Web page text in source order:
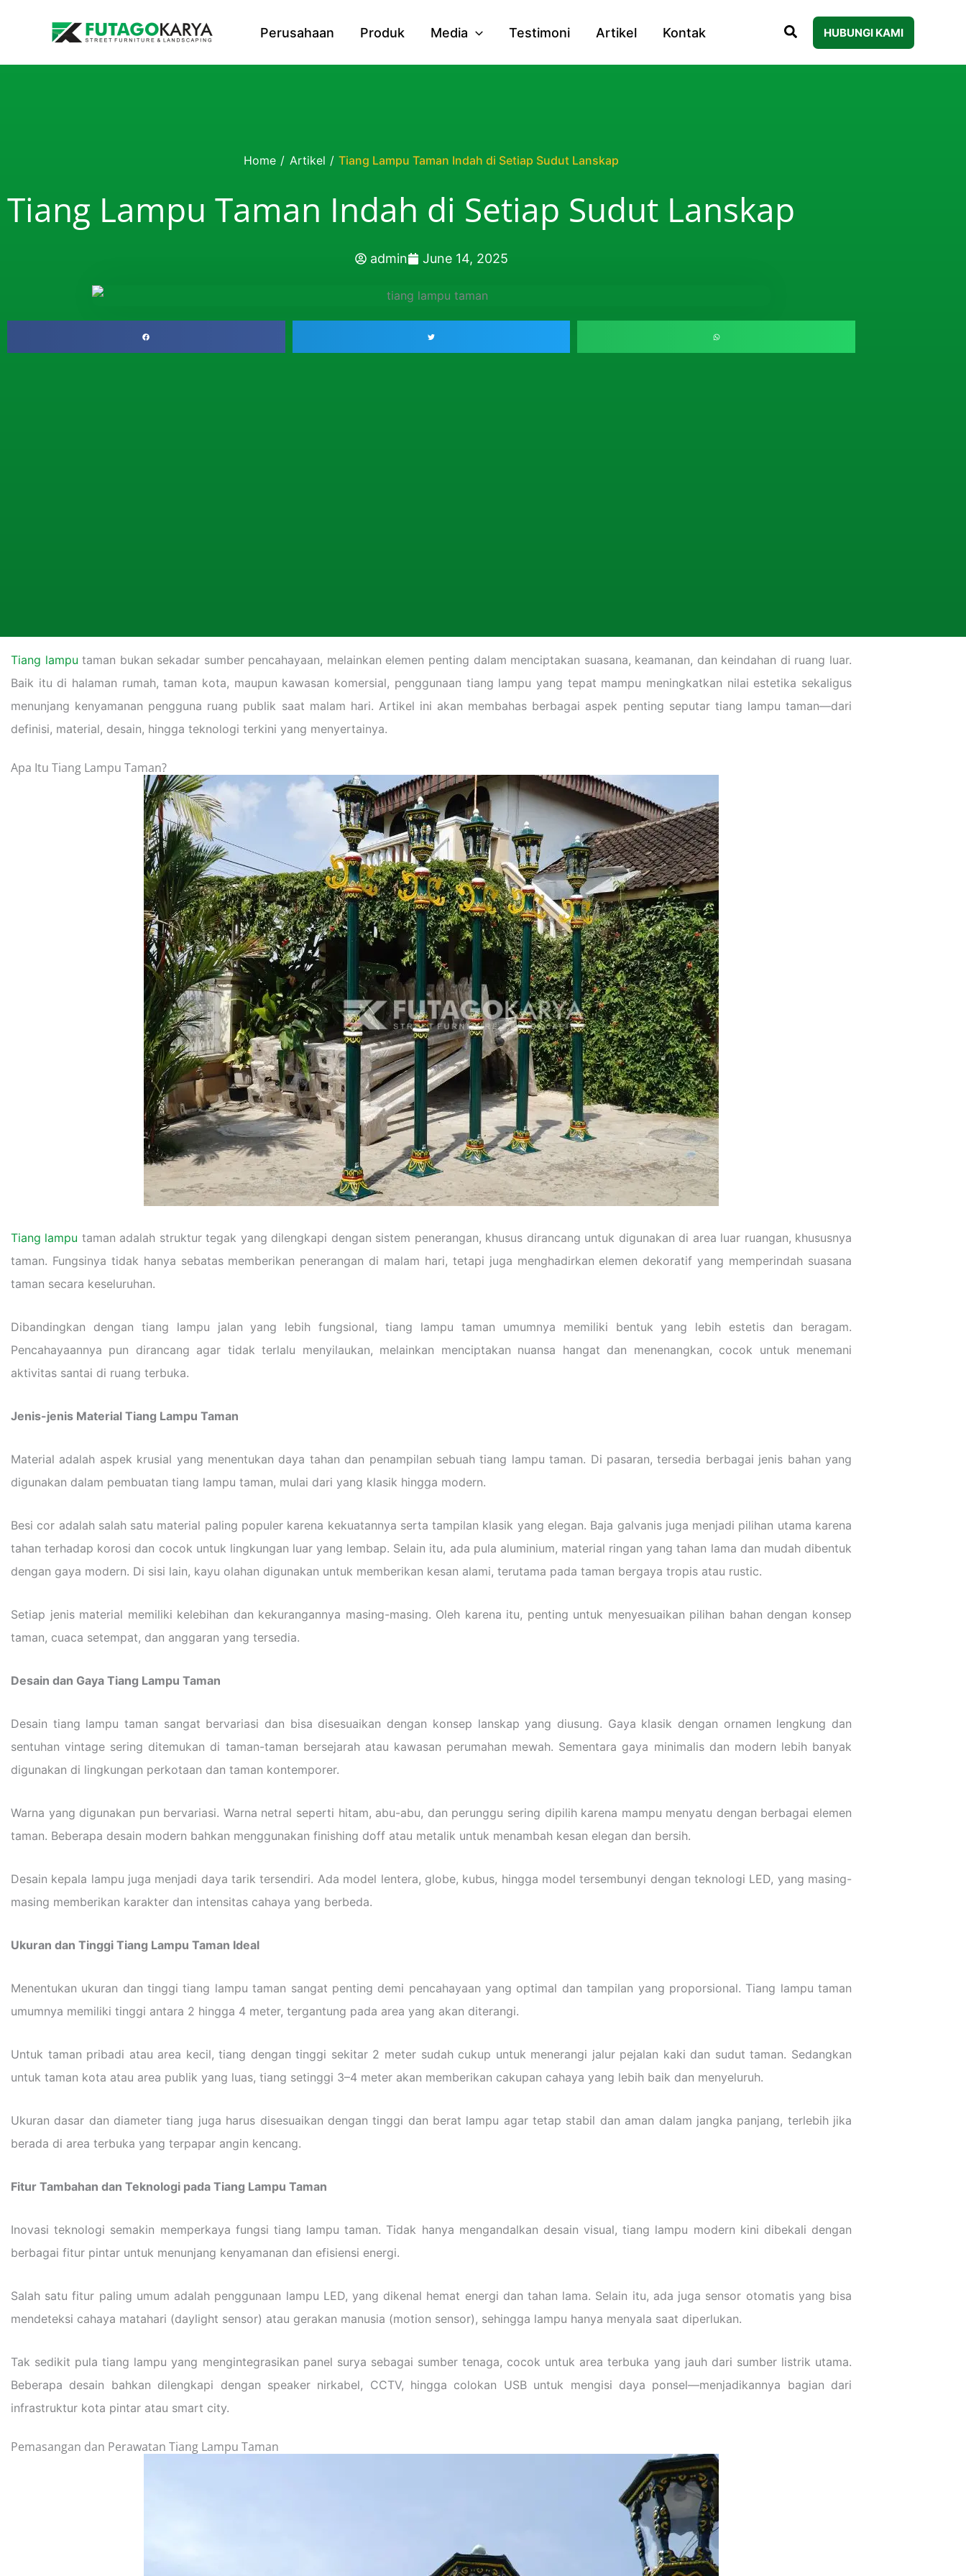
Perusahaan Produk Media Testimoni Artikel Kontak HUBUNGI KAMI
Home / Artikel / Tiang Lampu Taman Indah di Setiap Sudut Lanskap
Tiang Lampu Taman Indah di Setiap Sudut Lanskap
admin June 14, 2025
Tiang lampu taman bukan sekadar sumber pencahayaan, melainkan elemen penting dalam menciptakan suasana, keamanan, dan keindahan di ruang luar.
Baik itu di halaman rumah, taman kota, maupun kawasan komersial, penggunaan tiang lampu yang tepat mampu meningkatkan nilai estetika sekaligus
menunjang kenyamanan pengguna ruang publik saat malam hari. Artikel ini akan membahas berbagai aspek penting seputar tiang lampu taman—dari
definisi, material, desain, hingga teknologi terkini yang menyertainya.
Apa Itu Tiang Lampu Taman?
Tiang lampu taman adalah struktur tegak yang dilengkapi dengan sistem penerangan, khusus dirancang untuk digunakan di area luar ruangan, khususnya
taman. Fungsinya tidak hanya sebatas memberikan penerangan di malam hari, tetapi juga menghadirkan elemen dekoratif yang memperindah suasana
taman secara keseluruhan.
Dibandingkan dengan tiang lampu jalan yang lebih fungsional, tiang lampu taman umumnya memiliki bentuk yang lebih estetis dan beragam.
Pencahayaannya pun dirancang agar tidak terlalu menyilaukan, melainkan menciptakan nuansa hangat dan menenangkan, cocok untuk menemani
aktivitas santai di ruang terbuka.
Jenis-jenis Material Tiang Lampu Taman
Material adalah aspek krusial yang menentukan daya tahan dan penampilan sebuah tiang lampu taman. Di pasaran, tersedia berbagai jenis bahan yang
digunakan dalam pembuatan tiang lampu taman, mulai dari yang klasik hingga modern.
Besi cor adalah salah satu material paling populer karena kekuatannya serta tampilan klasik yang elegan. Baja galvanis juga menjadi pilihan utama karena
tahan terhadap korosi dan cocok untuk lingkungan luar yang lembap. Selain itu, ada pula aluminium, material ringan yang tahan lama dan mudah dibentuk
dengan gaya modern. Di sisi lain, kayu olahan digunakan untuk memberikan kesan alami, terutama pada taman bergaya tropis atau rustic.
Setiap jenis material memiliki kelebihan dan kekurangannya masing-masing. Oleh karena itu, penting untuk menyesuaikan pilihan bahan dengan konsep
taman, cuaca setempat, dan anggaran yang tersedia.
Desain dan Gaya Tiang Lampu Taman
Desain tiang lampu taman sangat bervariasi dan bisa disesuaikan dengan konsep lanskap yang diusung. Gaya klasik dengan ornamen lengkung dan
sentuhan vintage sering ditemukan di taman-taman bersejarah atau kawasan perumahan mewah. Sementara gaya minimalis dan modern lebih banyak
digunakan di lingkungan perkotaan dan taman kontemporer.
Warna yang digunakan pun bervariasi. Warna netral seperti hitam, abu-abu, dan perunggu sering dipilih karena mampu menyatu dengan berbagai elemen
taman. Beberapa desain modern bahkan menggunakan finishing doff atau metalik untuk menambah kesan elegan dan bersih.
Desain kepala lampu juga menjadi daya tarik tersendiri. Ada model lentera, globe, kubus, hingga model tersembunyi dengan teknologi LED, yang masing-
masing memberikan karakter dan intensitas cahaya yang berbeda.
Ukuran dan Tinggi Tiang Lampu Taman Ideal
Menentukan ukuran dan tinggi tiang lampu taman sangat penting demi pencahayaan yang optimal dan tampilan yang proporsional. Tiang lampu taman
umumnya memiliki tinggi antara 2 hingga 4 meter, tergantung pada area yang akan diterangi.
Untuk taman pribadi atau area kecil, tiang dengan tinggi sekitar 2 meter sudah cukup untuk menerangi jalur pejalan kaki dan sudut taman. Sedangkan
untuk taman kota atau area publik yang luas, tiang setinggi 3–4 meter akan memberikan cakupan cahaya yang lebih baik dan menyeluruh.
Ukuran dasar dan diameter tiang juga harus disesuaikan dengan tinggi dan berat lampu agar tetap stabil dan aman dalam jangka panjang, terlebih jika
berada di area terbuka yang terpapar angin kencang.
Fitur Tambahan dan Teknologi pada Tiang Lampu Taman
Inovasi teknologi semakin memperkaya fungsi tiang lampu taman. Tidak hanya mengandalkan desain visual, tiang lampu modern kini dibekali dengan
berbagai fitur pintar untuk menunjang kenyamanan dan efisiensi energi.
Salah satu fitur paling umum adalah penggunaan lampu LED, yang dikenal hemat energi dan tahan lama. Selain itu, ada juga sensor otomatis yang bisa
mendeteksi cahaya matahari (daylight sensor) atau gerakan manusia (motion sensor), sehingga lampu hanya menyala saat diperlukan.
Tak sedikit pula tiang lampu yang mengintegrasikan panel surya sebagai sumber tenaga, cocok untuk area terbuka yang jauh dari sumber listrik utama.
Beberapa desain bahkan dilengkapi dengan speaker nirkabel, CCTV, hingga colokan USB untuk mengisi daya ponsel—menjadikannya bagian dari
infrastruktur kota pintar atau smart city.
Pemasangan dan Perawatan Tiang Lampu Taman